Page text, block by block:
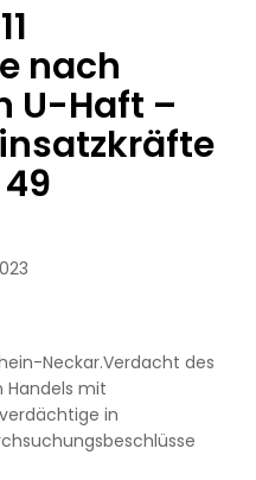
nach
U-Haft –
Neckar.Verdacht des
mit
in